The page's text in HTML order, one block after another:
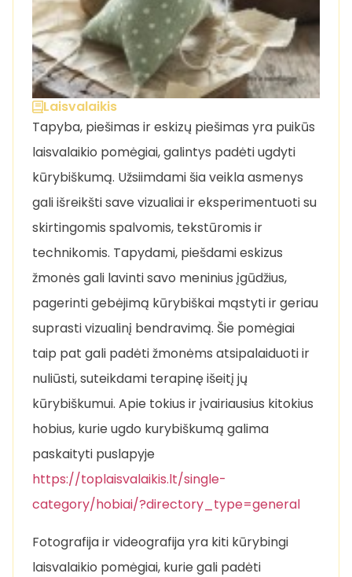
Laisvalaikis
Tapyba, piešimas ir eskizų piešimas yra puikūs
laisvalaikio pomėgiai, galintys padėti ugdyti
kūrybiškumą. Užsiimdami šia veikla asmenys
gali išreikšti save vizualiai ir eksperimentuoti su
skirtingomis spalvomis, tekstūromis ir
technikomis. Tapydami, piešdami eskizus
žmonės gali lavinti savo meninius įgūdžius,
pagerinti gebėjimą kūrybiškai mąstyti ir geriau
suprasti vizualinį bendravimą. Šie pomėgiai
taip pat gali padėti žmonėms atsipalaiduoti ir
nuliūsti, suteikdami terapinę išeitį jų
kūrybiškumui. Apie tokius ir įvairiausius kitokius
hobius, kurie ugdo kurybiškumą galima
paskaityti puslapyje
https://toplaisvalaikis.lt/single-
category/hobiai/?directory_type=general
Fotografija ir videografija yra kiti kūrybingi
laisvalaikio pomėgiai, kurie gali padėti